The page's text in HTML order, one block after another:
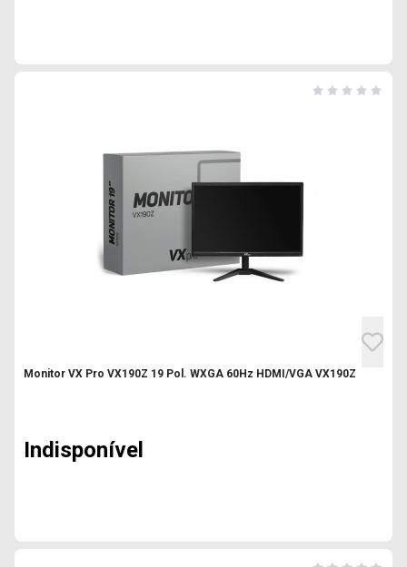
Monitor VX Pro VX190Z 19 Pol. WXGA 60Hz HDMI/VGA VX190Z
Indisponível